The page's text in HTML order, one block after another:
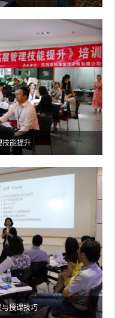
技能提升
授课技巧